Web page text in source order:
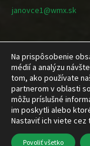
janovce1@wmx.sk
Domov
Obec Janovce © 2026 |
Na prispôsobenie
médií a analýzu
tom, ako používate
partnerom v oblasti
môžu príslušné
im poskytli alebo
Nastaviť ich viete cez
Povoliť všetko